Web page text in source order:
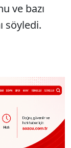
ve bazı
söyledi.